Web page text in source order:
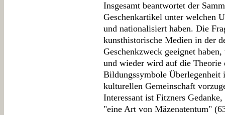
Insgesamt beantwortet der
Geschenkartikel unter welchen
und nationalisiert haben. Die
kunsthistorische Medien in der
Geschenkzweck geeignet
und wieder wird auf die Theorie
Bildungssymbole
kulturellen Gemeinschaft
Interessant ist Fitzners
"eine Art von Mäzenatentum"